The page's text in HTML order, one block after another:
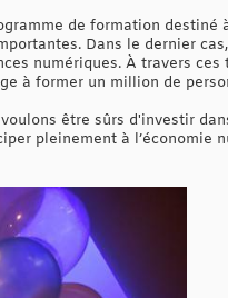
de formation destiné
Dans le dernier
numériques. À travers ces
à former un million de
être sûrs d'investir
pleinement à l’économie